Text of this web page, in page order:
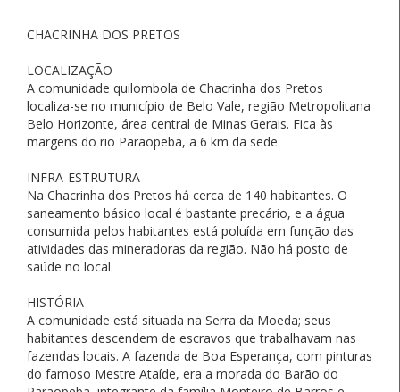
CHACRINHA DOS PRETOS
LOCALIZAÇÃO
A comunidade quilombola de Chacrinha dos Pretos
localiza-se no município de Belo Vale, região Metropolitana
Belo Horizonte, área central de Minas Gerais. Fica às
margens do rio Paraopeba, a 6 km da sede.
INFRA-ESTRUTURA
Na Chacrinha dos Pretos há cerca de 140 habitantes. O
saneamento básico local é bastante precário, e a água
consumida pelos habitantes está poluída em função das
atividades das mineradoras da região. Não há posto de
saúde no local.
HISTÓRIA
A comunidade está situada na Serra da Moeda; seus
habitantes descendem de escravos que trabalhavam nas
fazendas locais. A fazenda de Boa Esperança, com pinturas
do famoso Mestre Ataíde, era a morada do Barão do